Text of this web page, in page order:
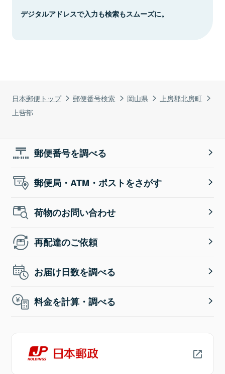
日本郵便トップ 郵便番号検索 岡山県
上房郡北房町
上呰部
デジタルアドレスで入力も検索もスムーズに。
郵便番号を調べる
郵便局・ATM・ポストをさがす
荷物のお問い合わせ
再配達のご依頼
お届け日数を調べる
料金を計算・調べる